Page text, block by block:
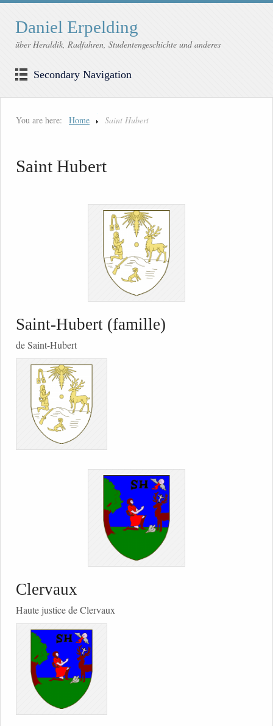
Daniel Erpelding
über Heraldik, Radfahren, Studentengeschichte und anderes
Secondary Navigation
You are here: Home Saint Hubert
Saint Hubert
Saint-Hubert (famille)
de Saint-Hubert
Clervaux
Haute justice de Clervaux